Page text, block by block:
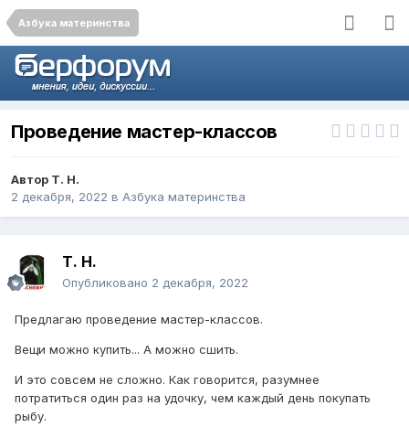
Азбука материнства
Проведение мастер-классов
Автор Т. Н.
2 декабря, 2022 в Азбука материнства
Т. Н.
Опубликовано 2 декабря, 2022
Предлагаю проведение мастер-классов.
Вещи можно купить... А можно сшить.
И это совсем не сложно. Как говорится, разумнее
потратиться один раз на удочку, чем каждый день покупать
рыбу.